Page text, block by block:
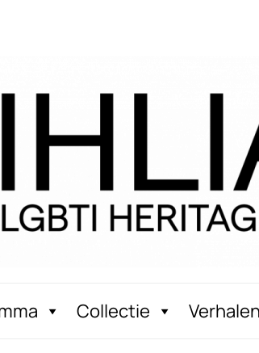
Collectie